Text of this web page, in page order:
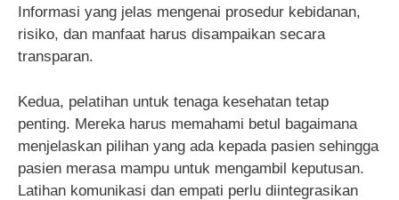
Informasi yang jelas mengenai prosedur kebidanan,
risiko, dan manfaat harus disampaikan secara
transparan.
Kedua, pelatihan untuk tenaga kesehatan tetap
penting. Mereka harus memahami betul bagaimana
menjelaskan pilihan yang ada kepada pasien sehingga
pasien merasa mampu untuk mengambil keputusan.
Latihan komunikasi dan empati perlu diintegrasikan